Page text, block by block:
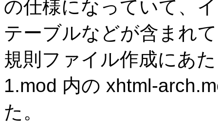
の仕様になっていて、
テーブルなどが含まれ
規則ファイル作成にあ
1.mod 内の xhtml-
た。